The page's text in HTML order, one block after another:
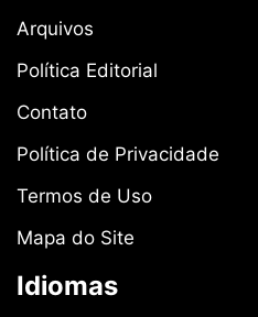
Arquivos
Política Editorial
Contato
Política de Privacidade
Termos de Uso
Mapa do Site
Idiomas